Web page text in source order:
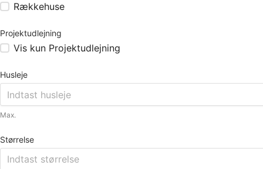
Rækkehuse
Projektudlejning
Vis kun Projektudlejning
Husleje
Max.
Størrelse